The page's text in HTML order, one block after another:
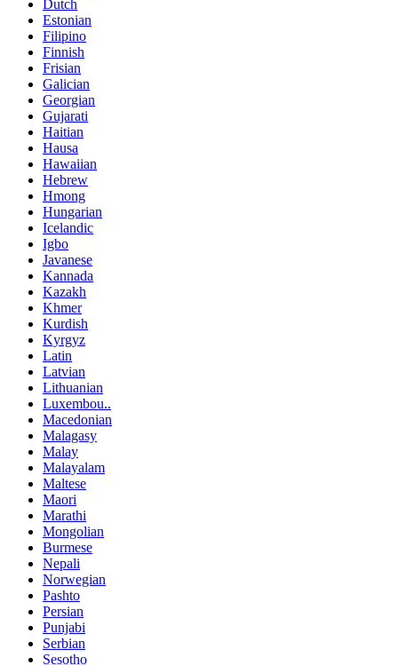
Dutch
Estonian
Filipino
Finnish
Frisian
Galician
Georgian
Gujarati
Haitian
Hausa
Hawaiian
Hebrew
Hmong
Hungarian
Icelandic
Igbo
Javanese
Kannada
Kazakh
Khmer
Kurdish
Kyrgyz
Latin
Latvian
Lithuanian
Luxembou..
Macedonian
Malagasy
Malay
Malayalam
Maltese
Maori
Marathi
Mongolian
Burmese
Nepali
Norwegian
Pashto
Persian
Punjabi
Serbian
Sesotho